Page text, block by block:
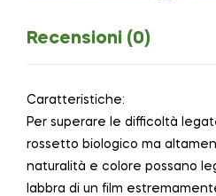
Recensioni (0)
Caratteristiche:
Per superare le difficoltà
rossetto biologico ma
naturalità e colore possano
labbra di un film